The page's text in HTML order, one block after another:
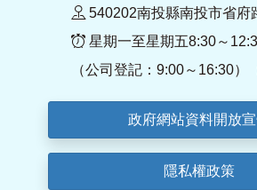
540202南投縣南投市省府
星期一至星期五8:30～
（公司登記：9:00～16:30）
政府網站資料開放
隱私權政策